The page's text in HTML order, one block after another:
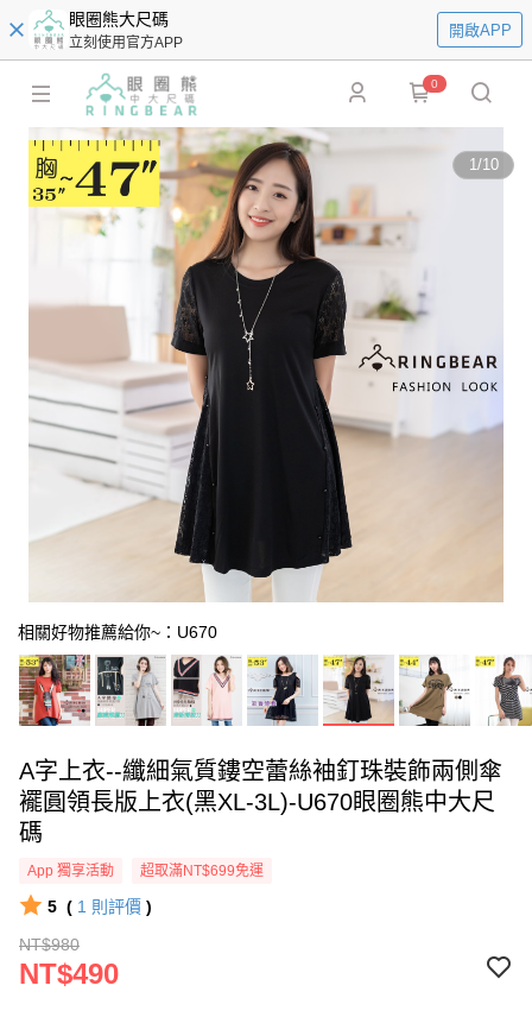
眼圈熊大尺碼
立刻使用官方APP
開啟APP
0
1/10
相關好物推薦給你~：U670
A字上衣--纖細氣質鏤空蕾絲袖釘珠裝飾兩側傘
襬圓領長版上衣(黑XL-3L)-U670眼圈熊中大尺
碼
App 獨享活動 超取滿NT$699免運
5 ( 1 則評價 )
NT$980
NT$490